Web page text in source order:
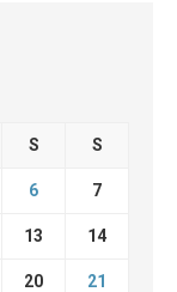
S S
6 7
13 14
20 21